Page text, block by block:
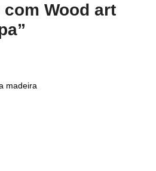
Wood art
madeira